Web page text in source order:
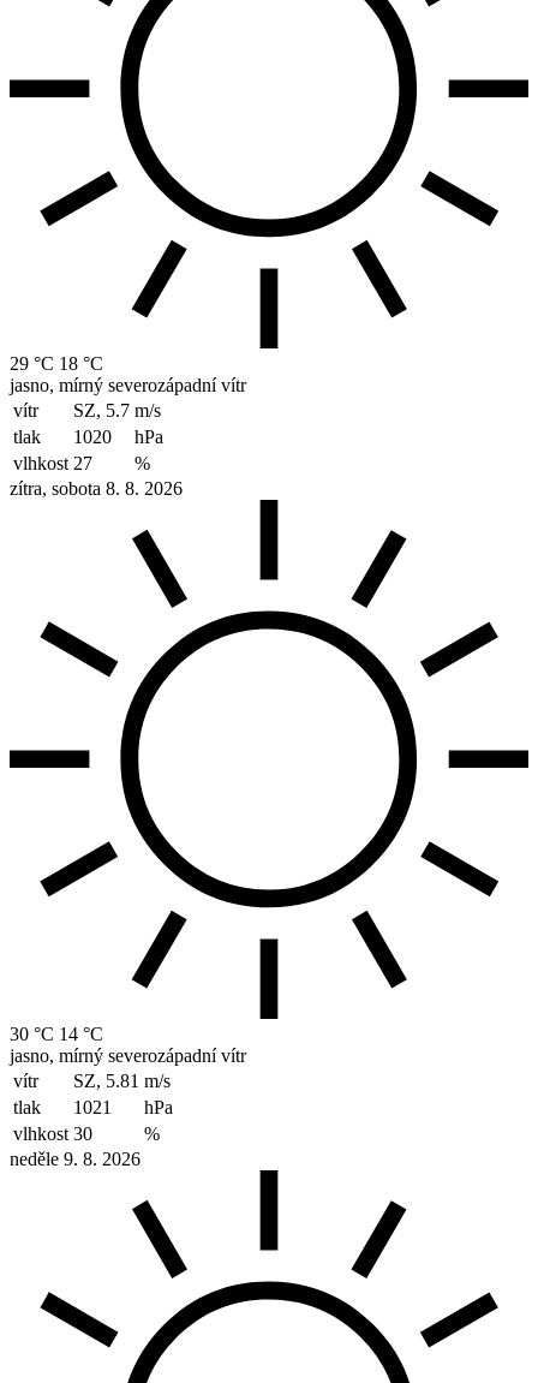
29 °C 18 °C
jasno, mírný severozápadní vítr
vítr
SZ, 5.7 m/s
tlak
1020
hPa
vlhkost 27
%
zítra, sobota 8. 8. 2026
30 °C 14 °C
jasno, mírný severozápadní vítr
vítr
SZ, 5.81 m/s
tlak
1021
hPa
vlhkost 30
%
neděle 9. 8. 2026